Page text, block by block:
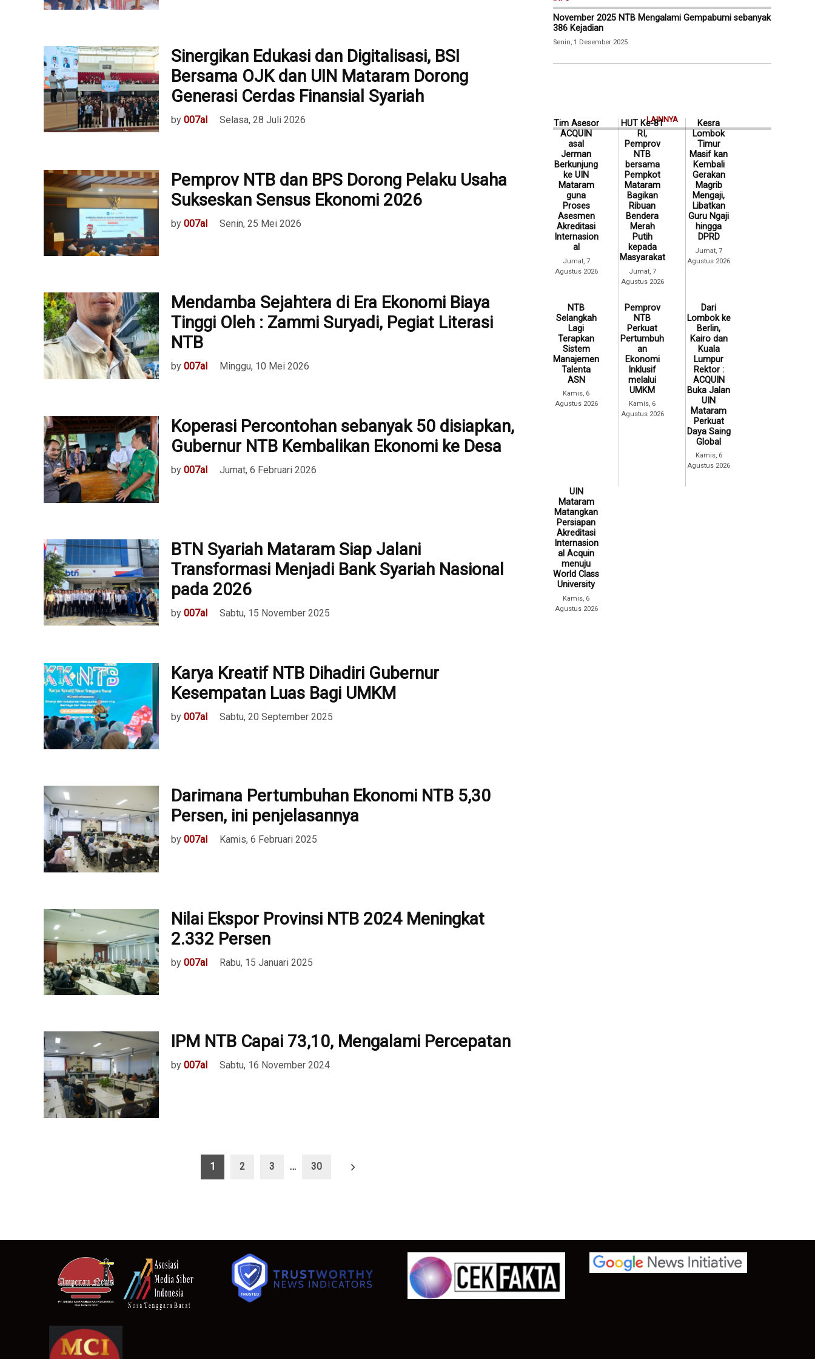
Sinergikan Edukasi dan Digitalisasi, BSI
Bersama OJK dan UIN Mataram Dorong
Generasi Cerdas Finansial Syariah
by 007al Selasa, 28 Juli 2026
Pemprov NTB dan BPS Dorong Pelaku Usaha
Sukseskan Sensus Ekonomi 2026
by 007al Senin, 25 Mei 2026
Mendamba Sejahtera di Era Ekonomi Biaya
Tinggi Oleh : Zammi Suryadi, Pegiat Literasi
NTB
by 007al Minggu, 10 Mei 2026
Koperasi Percontohan sebanyak 50 disiapkan,
Gubernur NTB Kembalikan Ekonomi ke Desa
by 007al Jumat, 6 Februari 2026
BTN Syariah Mataram Siap Jalani
Transformasi Menjadi Bank Syariah Nasional
pada 2026
by 007al Sabtu, 15 November 2025
Karya Kreatif NTB Dihadiri Gubernur
Kesempatan Luas Bagi UMKM
by 007al Sabtu, 20 September 2025
Darimana Pertumbuhan Ekonomi NTB 5,30
Persen, ini penjelasannya
by 007al Kamis, 6 Februari 2025
Nilai Ekspor Provinsi NTB 2024 Meningkat
2.332 Persen
by 007al Rabu, 15 Januari 2025
IPM NTB Capai 73,10, Mengalami Percepatan
by 007al Sabtu, 16 November 2024
1 2 3 … 30
November 2025 NTB Mengalami Gempabumi sebanyak
386 Kejadian
Senin, 1 Desember 2025
LAINNYA
Tim Asesor
ACQUIN
asal
Jerman
Berkunjung
ke UIN
Mataram
guna
Proses
Asesmen
Akreditasi
Internasion
al
Jumat, 7
Agustus 2026
HUT Ke-81
RI,
Pemprov
NTB
bersama
Pempkot
Mataram
Bagikan
Ribuan
Bendera
Merah
Putih
kepada
Masyarakat
Jumat, 7
Agustus 2026
Kesra
Lombok
Timur
Masif kan
Kembali
Gerakan
Magrib
Mengaji,
Libatkan
Guru Ngaji
hingga
DPRD
Jumat, 7
Agustus 2026
NTB
Selangkah
Lagi
Terapkan
Sistem
Manajemen
Talenta
ASN
Kamis, 6
Agustus 2026
Pemprov
NTB
Perkuat
Pertumbuh
an
Ekonomi
Inklusif
melalui
UMKM
Kamis, 6
Agustus 2026
Dari
Lombok ke
Berlin,
Kairo dan
Kuala
Lumpur
Rektor :
ACQUIN
Buka Jalan
UIN
Mataram
Perkuat
Daya Saing
Global
Kamis, 6
Agustus 2026
UIN
Mataram
Matangkan
Persiapan
Akreditasi
Internasion
al Acquin
menuju
World Class
University
Kamis, 6
Agustus 2026